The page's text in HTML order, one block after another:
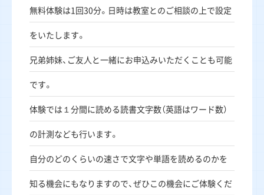
無料体験は1回30分。日時は教室とのご相談の上で設定
をいたします。
兄弟姉妹、ご友人と一緒にお申込みいただくことも可能
です。
体験では１分間に読める読書文字数（英語はワード数）
の計測なども行います。
自分のどのくらいの速さで文字や単語を読めるのかを
知る機会にもなりますので、ぜひこの機会にご体験くだ